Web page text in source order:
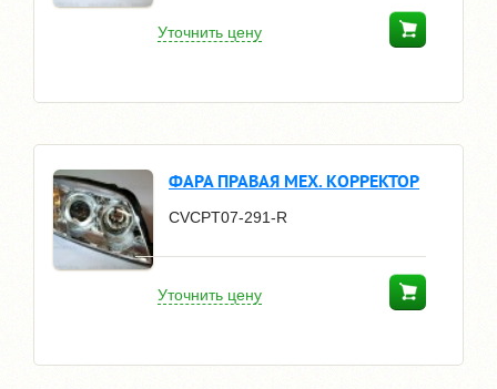
Уточнить цену
ФАРА ПРАВАЯ МЕХ. КОРРЕКТОР
CVCPT07-291-R
Уточнить цену